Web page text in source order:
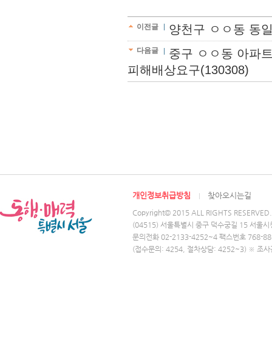
이전글 양천구 ㅇㅇ동 동
다음글
중구 ㅇㅇ동 아파
피해배상요구(130308)
개인정보취급방침 찾아오시는길
Copyright© 2015 ALL RIGHTS RESERVED.
(04515) 서울특별시 중구 덕수궁길 15 서울
문의전화 02-2133-4252~4 팩스번호 768-
(접수문의: 4254, 절차상담: 4252~3) ※ 조사